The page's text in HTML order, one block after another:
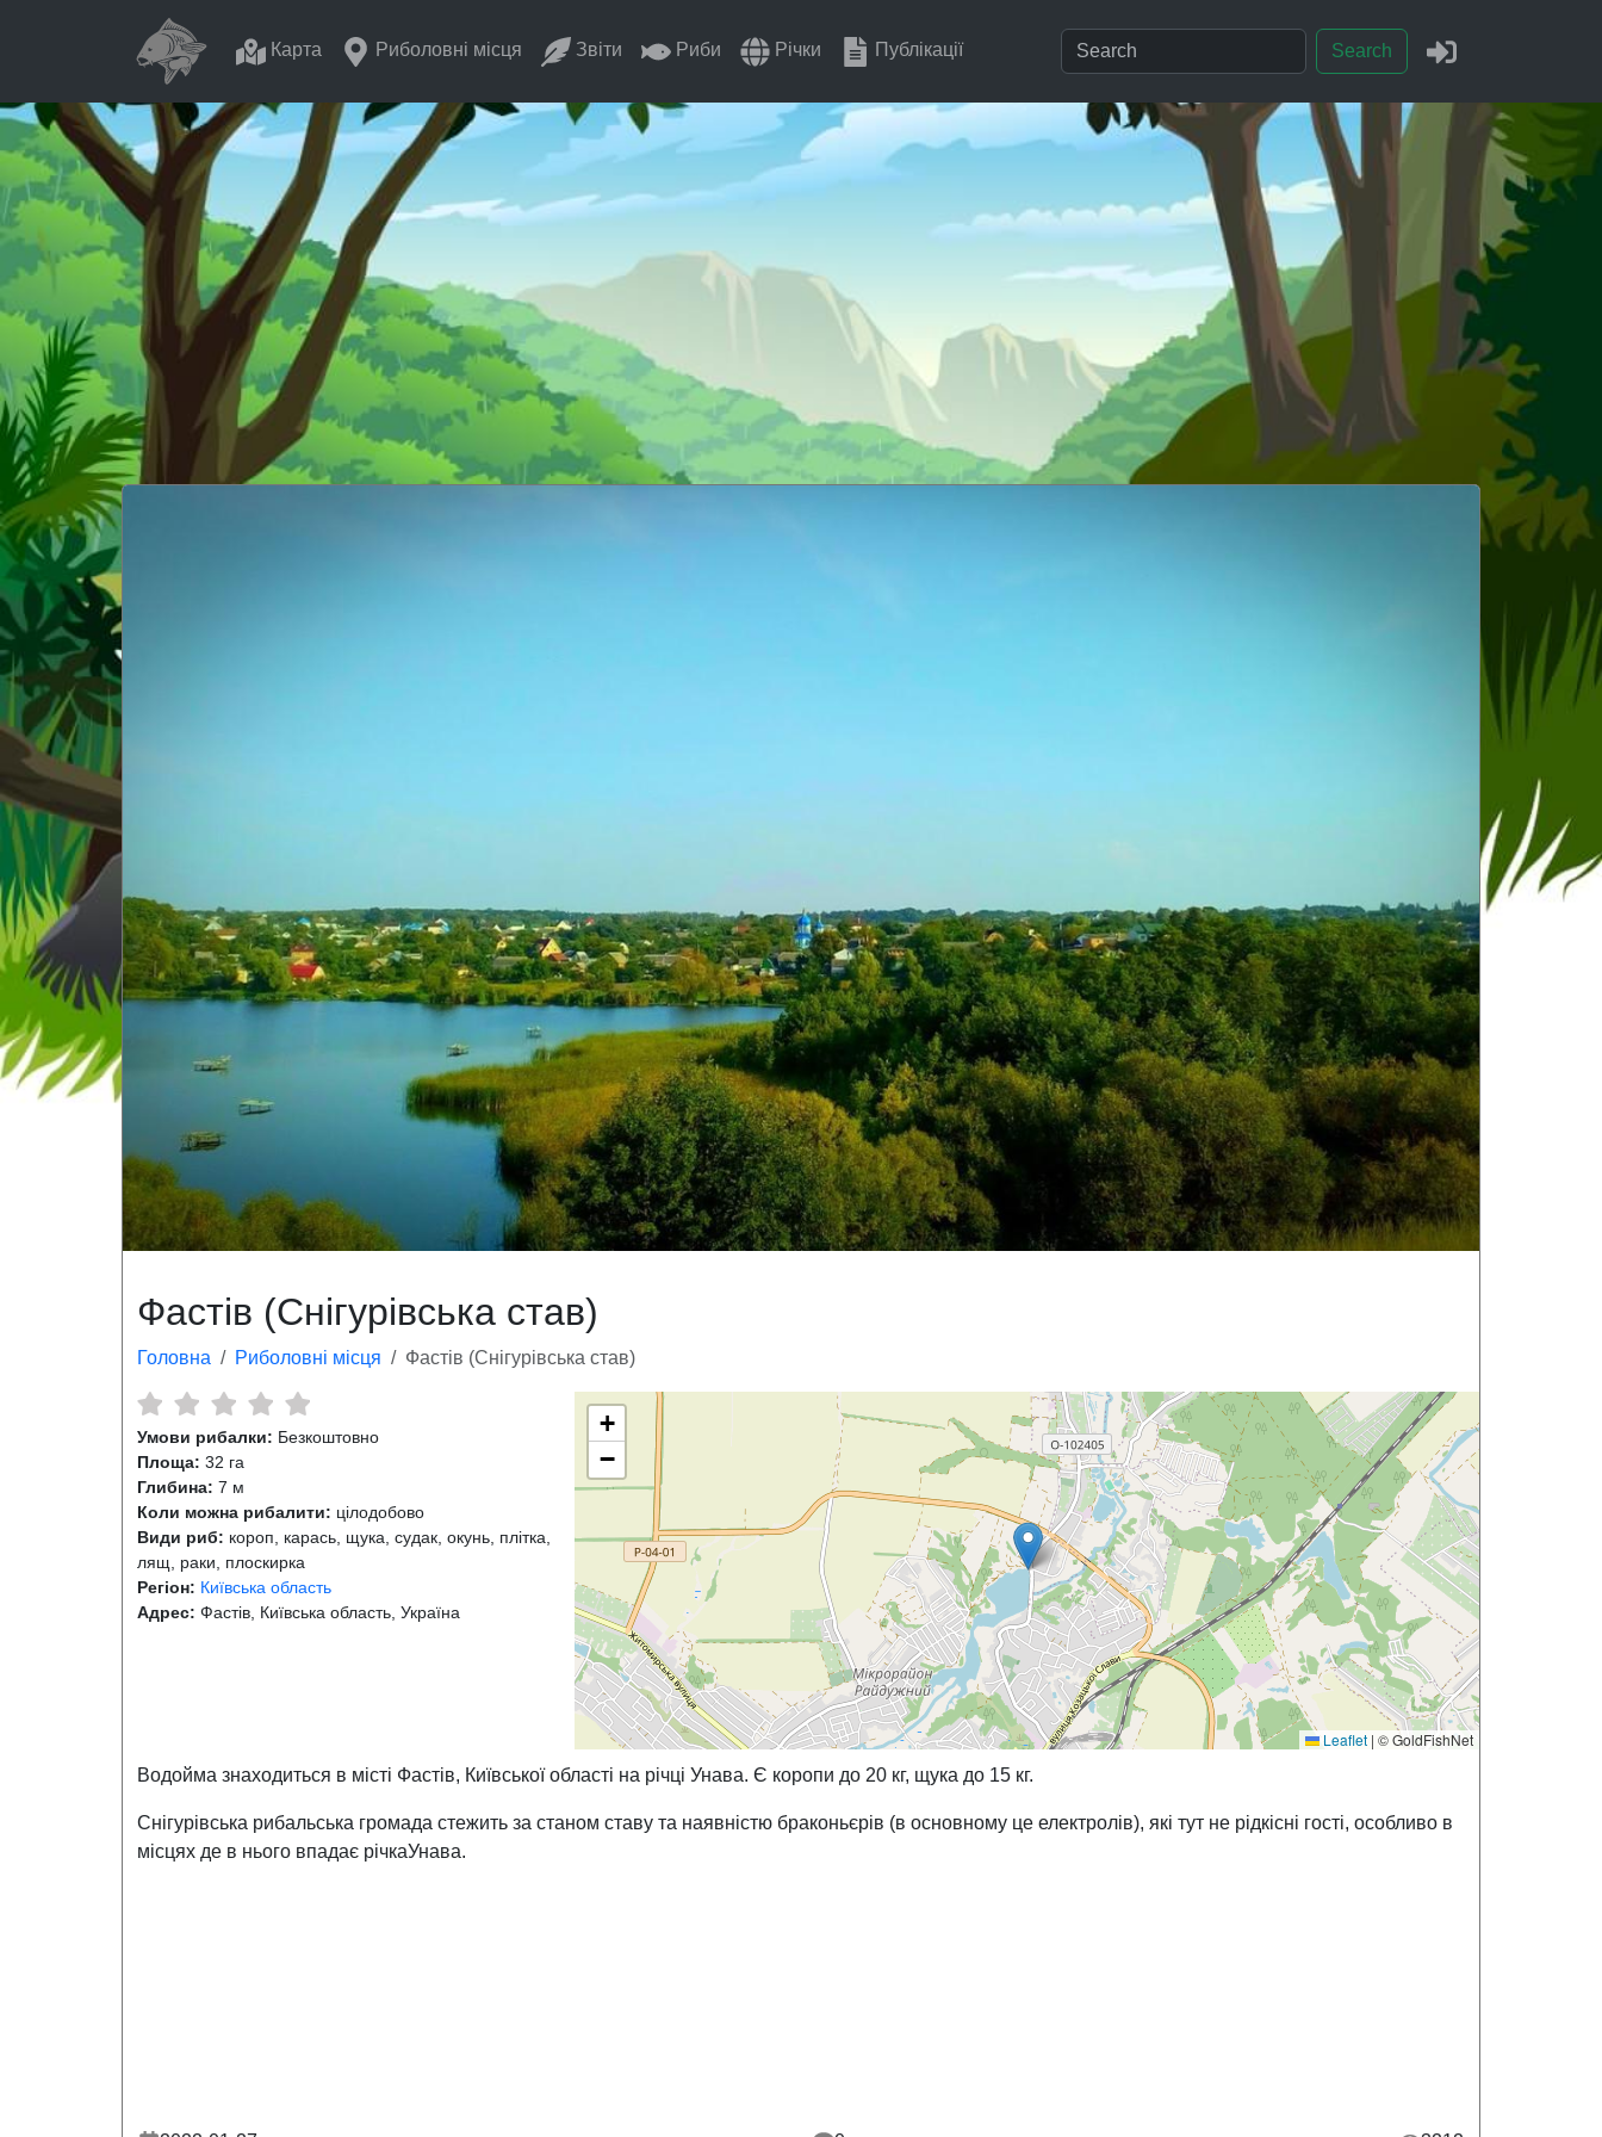
Карта Риболовні місця Звіти Риби Річки Публікації Search
Фастів (Снігурівська став)
Головна Риболовні місця Фастів (Снігурівська став)
Умови рибалки: Безкоштовно
Площа: 32 га
Глибина: 7 м
Коли можна рибалити: цілодобово
Види риб: короп, карась, щука, судак, окунь, плітка,
лящ, раки, плоскирка
Регіон: Київська область
Адрес: Фастів, Київська область, Україна
+
−
Leaflet | © GoldFishNet
Водойма знаходиться в місті Фастів, Київської області на річці Унава. Є коропи до 20 кг, щука до 15 кг.
Снігурівська рибальська громада стежить за станом ставу та наявністю браконьєрів (в основному це електролів), які тут не рідкісні гості, особливо в
місцях де в нього впадає річкаУнава.